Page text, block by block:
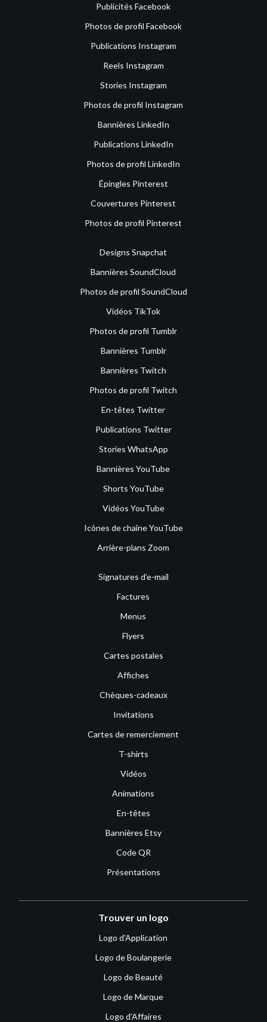
Publicités Facebook
Photos de profil Facebook
Publications Instagram
Reels Instagram
Stories Instagram
Photos de profil Instagram
Bannières LinkedIn
Publications LinkedIn
Photos de profil LinkedIn
Épingles Pinterest
Couvertures Pinterest
Photos de profil Pinterest
Designs Snapchat
Bannières SoundCloud
Photos de profil SoundCloud
Vidéos TikTok
Photos de profil Tumblr
Bannières Tumblr
Bannières Twitch
Photos de profil Twitch
En-têtes Twitter
Publications Twitter
Stories WhatsApp
Bannières YouTube
Shorts YouTube
Vidéos YouTube
Icônes de chaîne YouTube
Arrière-plans Zoom
Signatures d’e-mail
Factures
Menus
Flyers
Cartes postales
Affiches
Chèques-cadeaux
Invitations
Cartes de remerciement
T-shirts
Vidéos
Animations
En-têtes
Bannières Etsy
Code QR
Présentations
Trouver un logo
Logo d'Application
Logo de Boulangerie
Logo de Beauté
Logo de Marque
Logo d'Affaires